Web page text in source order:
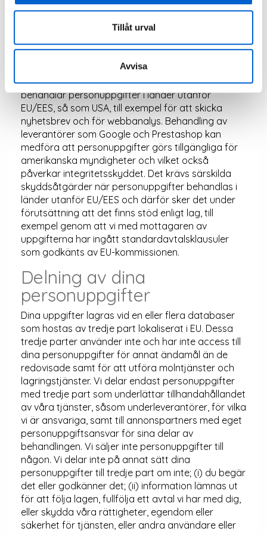
Tillåt urval
Avvisa
ge möjlighet att uppfylla våra rättsliga förpliktelser
frågor kring behandlingstid är du välkommen att
kontakt oss via vårt kontaktformulär eller på
hand behandlar vi dina personuppgifter inom
EU/EES. I vissa fall använder vi leverantörer som
behandlar personuppgifter i länder utanför
EU/EES, så som USA, till exempel för att skicka
nyhetsbrev och för webbanalys. Behandling av
leverantörer som Google och Prestashop kan
medföra att personuppgifter görs tillgängliga för
amerikanska myndigheter och vilket också
påverkar integritetsskyddet. Det krävs särskilda
skyddsåtgärder när personuppgifter behandlas i
länder utanför EU/EES och därför sker det under
förutsättning att det finns stöd enligt lag, till
exempel genom att vi med mottagaren av
uppgifterna har ingått standardavtalsklausuler
som godkänts av EU-kommissionen.
Delning av dina
personuppgifter
Dina uppgifter lagras vid en eller flera databaser
som hostas av tredje part lokaliserat i EU. Dessa
tredje parter använder inte och har inte access till
dina personuppgifter för annat ändamål än de
redovisade samt för att utföra molntjänster och
lagringstjänster. Vi delar endast personuppgifter
med tredje part som underlättar tillhandahållandet
av våra tjänster, såsom underleverantörer, för vilka
vi är ansvariga, samt till annonspartners med eget
personuppgiftsansvar för sina delar av
behandlingen. Vi säljer inte personuppgifter till
någon. Vi delar inte på annat sätt dina
personuppgifter till tredje part om inte; (i) du begär
det eller godkänner det; (ii) information lämnas ut
för att följa lagen, fullfölja ett avtal vi har med dig,
eller skydda våra rättigheter, egendom eller
säkerhet för tjänsten, eller andra användare eller